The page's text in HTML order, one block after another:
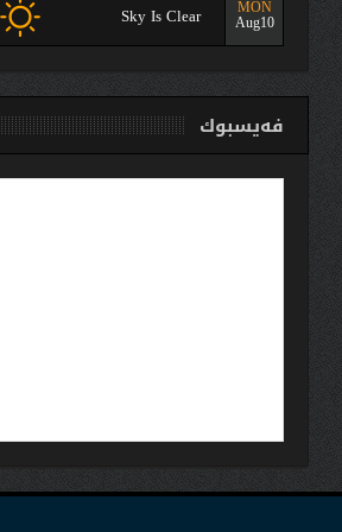
MON
Aug10
Sky Is Clear
فەیسبوك